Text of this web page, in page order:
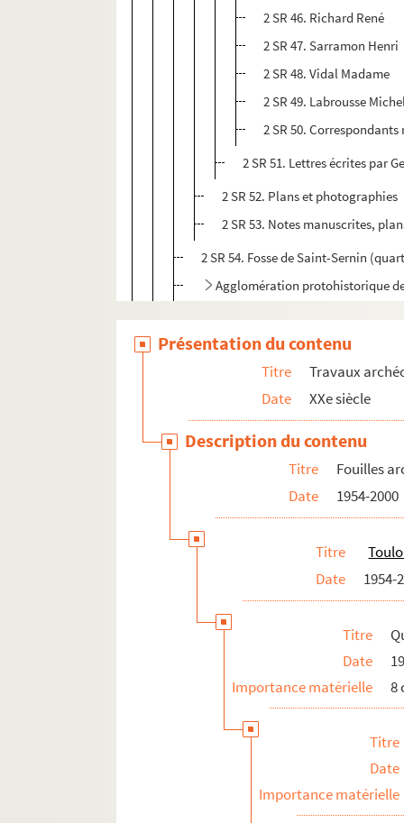
2 SR 46. Richard René
2 SR 47. Sarramon Henri
2 SR 48. Vidal Madame
2 SR 49. Labrousse
2 SR 50.
2 SR 51. Lettres écrites par
2 SR 52. Plans et photographies
2 SR 53. Notes manuscrites,
2 SR 54. Fosse de Saint-Sernin
Agglomération protohistorique
2 SR 76. Avignonet-Lauragais
2 SR 77. Balma, Flourens, Verfeil
Castanet-Tolosan-villa gallo-
2 SR 81. Villa de Chiragan (Martres-
2 SR 82. Cox, le village (Cadours 31480)
2 SR 109. Saint-Orens-de-Gameville/
Vieille-Toulouse
Congrès, colloques, assemblées
Documentation
Documents personnels
Photographies et plans
Présentation du contenu
Titre
Travaux
Date
XXe siècle
Description du contenu
Titre
Fouilles
Date
1954-2000
Titre
Date
1954-
Titre
Date
Importance matérielle
8
Titre
Date
Importance matérielle